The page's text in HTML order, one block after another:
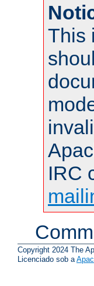
This
IRC
Copyright 2024 The
Licenciado sob a